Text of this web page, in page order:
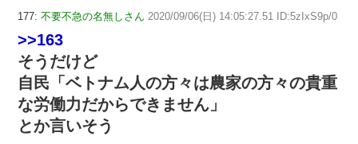
177: 不要不急の名無しさん 2020/09/06(日) 14:05:27.51 ID:5zIxS9p/0
>>163
そうだけど
自民「ベトナム人の方々は農家の方々の貴重
な労働力だからできません」
とか言いそう